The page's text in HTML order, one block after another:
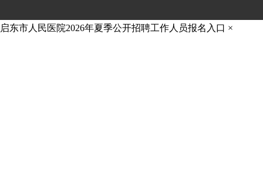
启东市人民医院2026年夏季公开招聘工作人员报名入口 ×